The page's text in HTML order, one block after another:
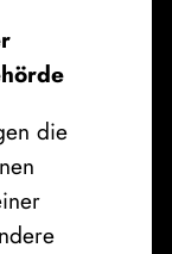
die